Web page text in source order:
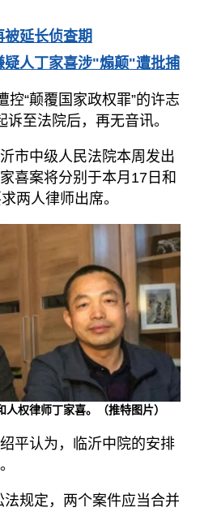
延长侦查期
人丁家喜涉"煽颠"遭批捕
控“颠覆国家政权罪”的许志
至法院后，再无音讯。
市中级人民法院本周发出
喜案将分别于本月17日和
两人律师出席。
权律师丁家喜。（推特图片）
平认为，临沂中院的安排
法规定，两个案件应当合并